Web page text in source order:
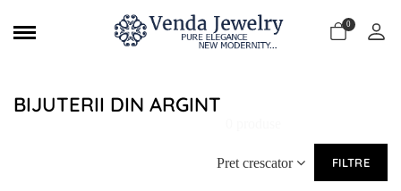
0
BIJUTERII DIN ARGINT
Pret crescator FILTRE